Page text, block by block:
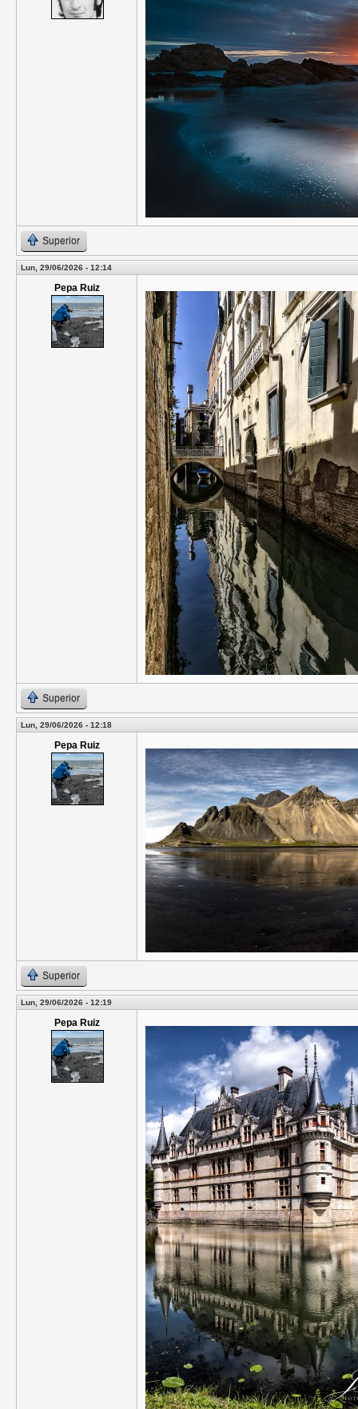
Superior
Lun, 29/06/2026 - 12:14
Pepa Ruiz
Superior
Lun, 29/06/2026 - 12:18
Pepa Ruiz
Superior
Lun, 29/06/2026 - 12:19
Pepa Ruiz